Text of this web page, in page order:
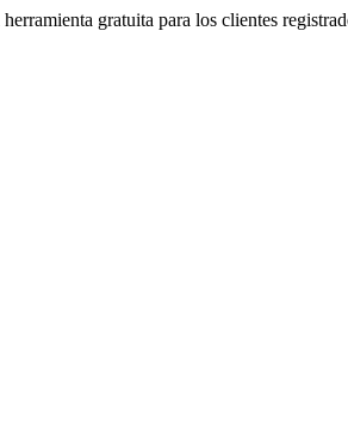
gratuita para los clientes